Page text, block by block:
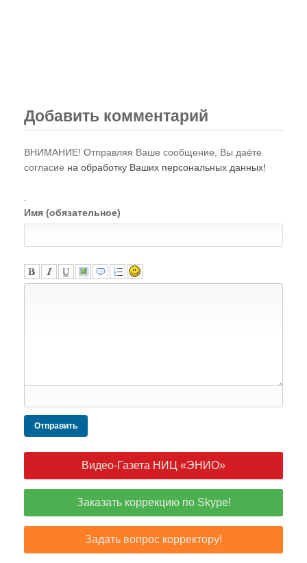
Запрещённые видео НИЦ "ЭНИО"
Советские учебники
Представители
Добавить комментарий
ВНИМАНИЕ! Отправляя Ваше сообщение, Вы даёте
согласие на обработку Ваших персональных данных!
.
Имя (обязательное)
Отправить
Видео-Газета НИЦ «ЭНИО»
Заказать коррекцию по Skype!
Задать вопрос корректору!